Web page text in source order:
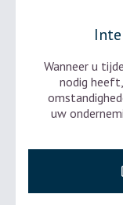
Wanneer u
nodig
uw